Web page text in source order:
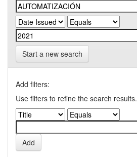
Start a new search
Add filters:
Use filters to refine the search results.